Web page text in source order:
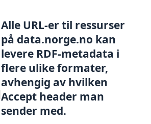
Alle URL-er til ressurser
på data.norge.no kan
levere RDF-metadata i
flere ulike formater,
avhengig av hvilken
Accept header man
sender med.